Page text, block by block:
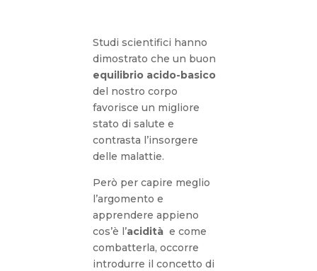
Studi scientifici hanno
dimostrato che un buon
equilibrio acido-basico
del nostro corpo
favorisce un migliore
stato di salute e
contrasta l’insorgere
delle malattie.
Però per capire meglio
l’argomento e
apprendere appieno
cos’è l’acidità e come
combatterla, occorre
introdurre il concetto di